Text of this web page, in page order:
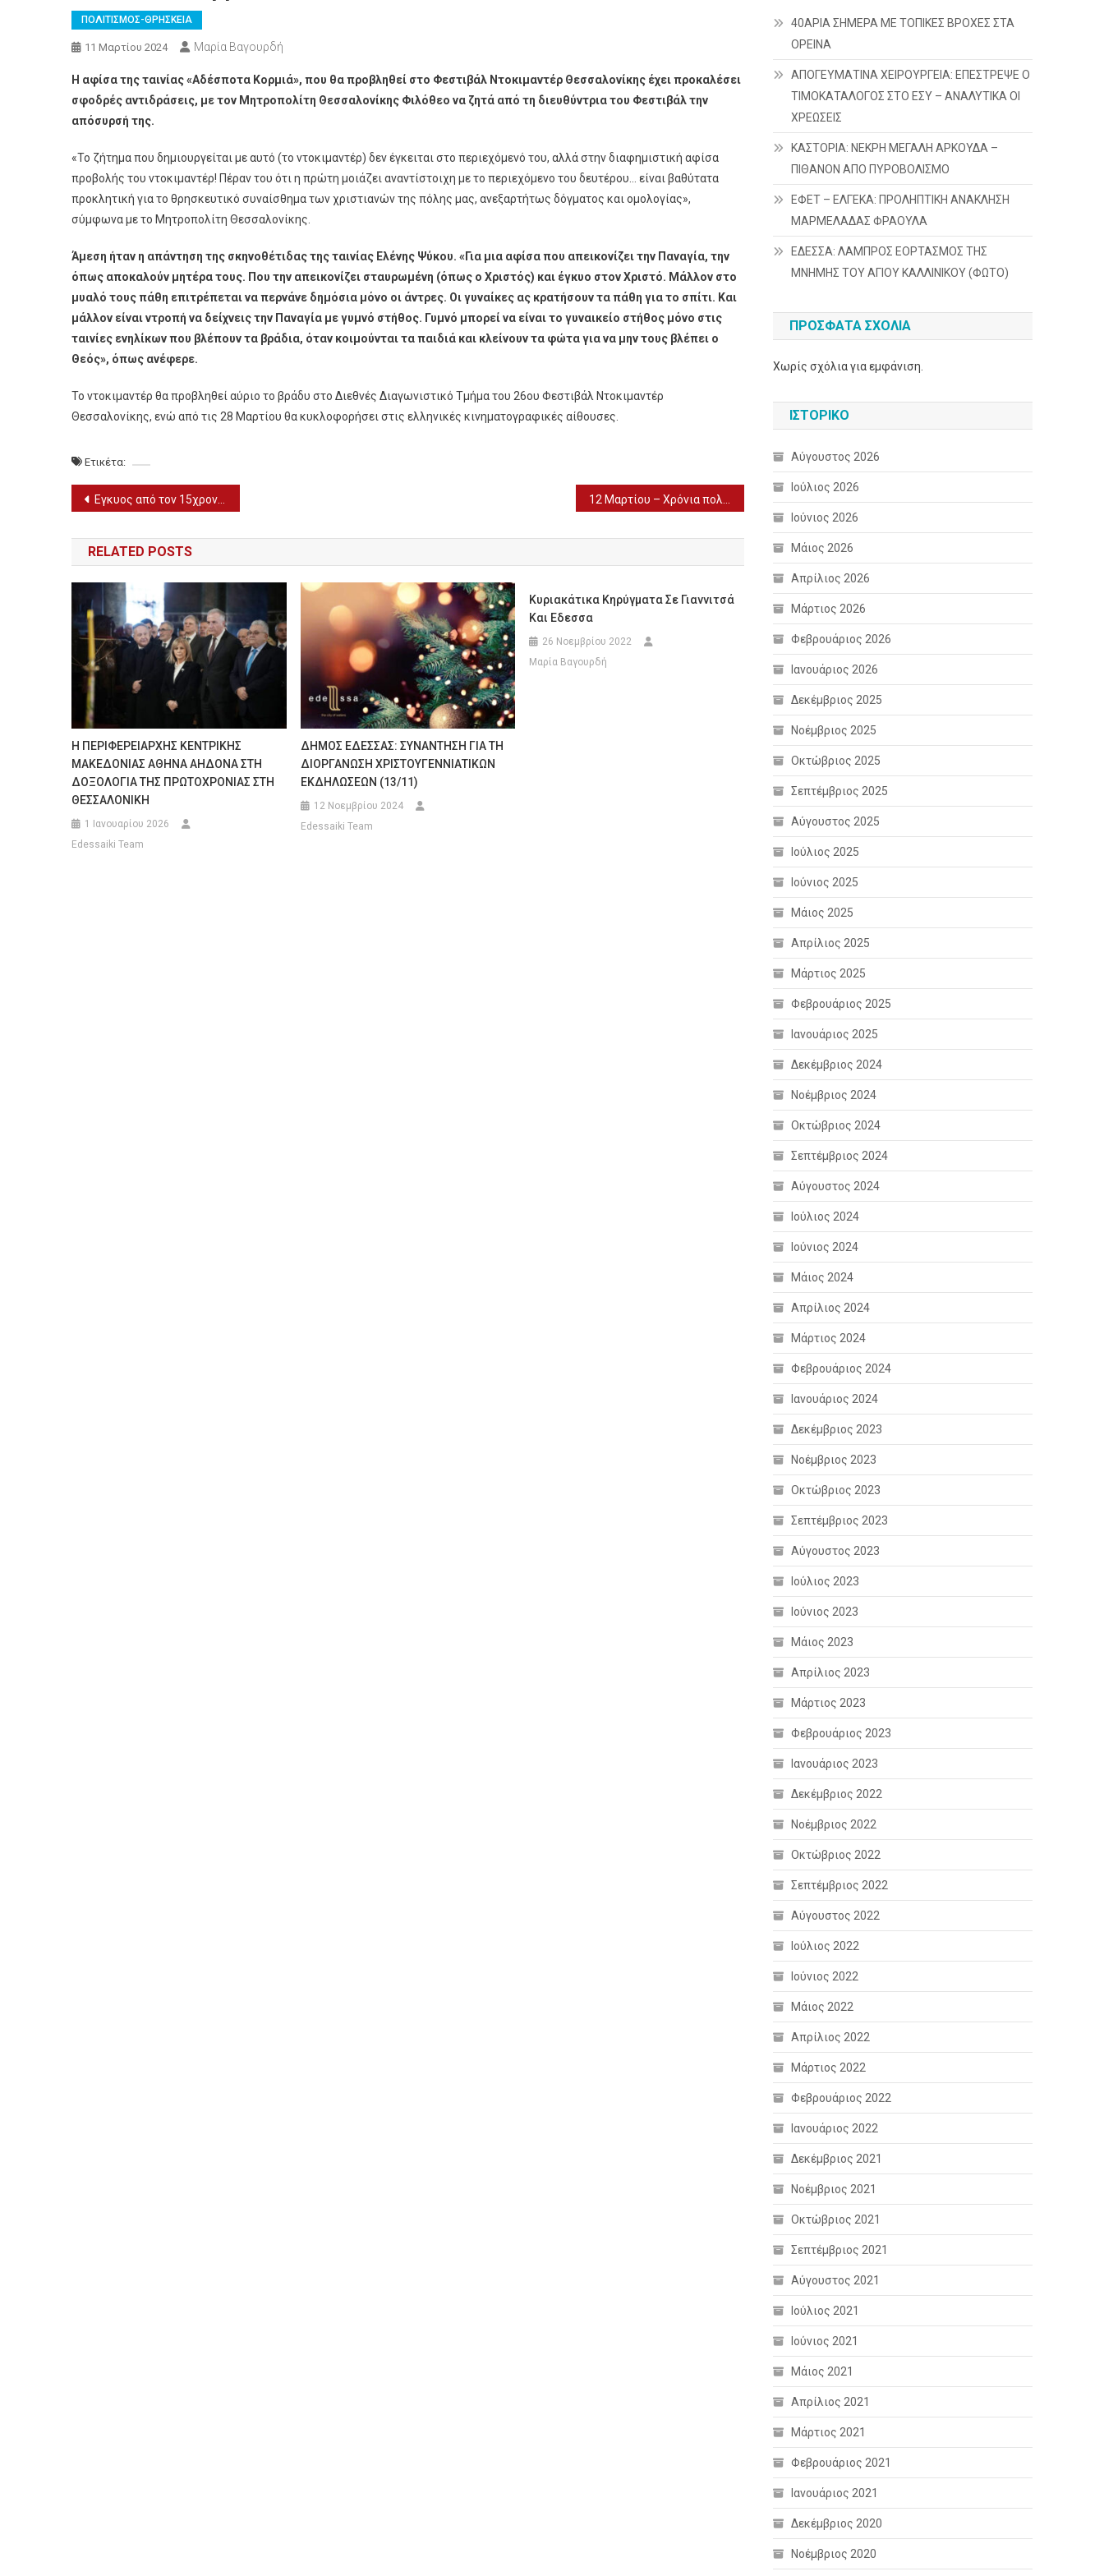
ΠΟΛΙΤΙΣΜΟΣ-ΘΡΗΣΚΕΙΑ
11 Μαρτίου 2024 Μαρία Βαγουρδή
Η αφίσα της ταινίας «Αδέσποτα Κορμιά», που θα προβληθεί στο Φεστιβάλ Ντοκιμαντέρ Θεσσαλονίκης έχει προκαλέσει
σφοδρές αντιδράσεις, με τον Μητροπολίτη Θεσσαλονίκης Φιλόθεο να ζητά από τη διευθύντρια του Φεστιβάλ την
απόσυρσή της.
«Το ζήτημα που δημιουργείται με αυτό (το ντοκιμαντέρ) δεν έγκειται στο περιεχόμενό του, αλλά στην διαφημιστική αφίσα
προβολής του ντοκιμαντέρ! Πέραν του ότι η πρώτη μοιάζει αναντίστοιχη με το περιεχόμενο του δευτέρου… είναι βαθύτατα
προκλητική για το θρησκευτικό συναίσθημα των χριστιανών της πόλης μας, ανεξαρτήτως δόγματος και ομολογίας»,
σύμφωνα με το Μητροπολίτη Θεσσαλονίκης.
Άμεση ήταν η απάντηση της σκηνοθέτιδας της ταινίας Ελένης Ψύκου. «Για μια αφίσα που απεικονίζει την Παναγία, την
όπως αποκαλούν μητέρα τους. Που την απεικονίζει σταυρωμένη (όπως ο Χριστός) και έγκυο στον Χριστό. Μάλλον στο
μυαλό τους πάθη επιτρέπεται να περνάνε δημόσια μόνο οι άντρες. Οι γυναίκες ας κρατήσουν τα πάθη για το σπίτι. Και
μάλλον είναι ντροπή να δείχνεις την Παναγία με γυμνό στήθος. Γυμνό μπορεί να είναι το γυναικείο στήθος μόνο στις
ταινίες ενηλίκων που βλέπουν τα βράδια, όταν κοιμούνται τα παιδιά και κλείνουν τα φώτα για να μην τους βλέπει ο
Θεός», όπως ανέφερε.
Το ντοκιμαντέρ θα προβληθεί αύριο το βράδυ στο Διεθνές Διαγωνιστικό Τμήμα του 26ου Φεστιβάλ Ντοκιμαντέρ
Θεσσαλονίκης, ενώ από τις 28 Μαρτίου θα κυκλοφορήσει στις ελληνικές κινηματογραφικές αίθουσες.
Ετικέτα:
Πλοήγηση
άρθρων
Εγκυος από τον 15χρονο αδερφό της 13χρονη στο Ρέθυμνο 12 Μαρτίου – Χρόνια πολλά Θεοφάνη
RELATED POSTS
Η ΠΕΡΙΦΕΡΕΙΑΡΧΗΣ ΚΕΝΤΡΙΚΗΣ
ΜΑΚΕΔΟΝΙΑΣ ΑΘΗΝΑ ΑΗΔΟΝΑ ΣΤΗ
ΔΟΞΟΛΟΓΙΑ ΤΗΣ ΠΡΩΤΟΧΡΟΝΙΑΣ ΣΤΗ
ΘΕΣΣΑΛΟΝΙΚΗ
1 Ιανουαρίου 2026
Edessaiki Team
ΔΗΜΟΣ ΕΔΕΣΣΑΣ: ΣΥΝΑΝΤΗΣΗ ΓΙΑ ΤΗ
ΔΙΟΡΓΑΝΩΣΗ ΧΡΙΣΤΟΥΓΕΝΝΙΑΤΙΚΩΝ
ΕΚΔΗΛΩΣΕΩΝ (13/11)
12 Νοεμβρίου 2024
Edessaiki Team
Κυριακάτικα Κηρύγματα Σε Γιαννιτσά
Και Εδεσσα
26 Νοεμβρίου 2022
Μαρία Βαγουρδή
40ΑΡΙΑ ΣΗΜΕΡΑ ΜΕ ΤΟΠΙΚΕΣ ΒΡΟΧΕΣ ΣΤΑ
ΟΡΕΙΝΑ
ΑΠΟΓΕΥΜΑΤΙΝΑ ΧΕΙΡΟΥΡΓΕΙΑ: ΕΠΕΣΤΡΕΨΕ Ο
ΤΙΜΟΚΑΤΑΛΟΓΟΣ ΣΤΟ ΕΣΥ – ΑΝΑΛΥΤΙΚΑ ΟΙ
ΧΡΕΩΣΕΙΣ
ΚΑΣΤΟΡΙΑ: ΝΕΚΡΗ ΜΕΓΑΛΗ ΑΡΚΟΥΔΑ –
ΠΙΘΑΝΟΝ ΑΠΟ ΠΥΡΟΒΟΛΙΣΜΟ
ΕΦΕΤ – ΕΛΓΕΚΑ: ΠΡΟΛΗΠΤΙΚΗ ΑΝΑΚΛΗΣΗ
ΜΑΡΜΕΛΑΔΑΣ ΦΡΑΟΥΛΑ
ΕΔΕΣΣΑ: ΛΑΜΠΡΟΣ ΕΟΡΤΑΣΜΟΣ ΤΗΣ
ΜΝΗΜΗΣ ΤΟΥ ΑΓΙΟΥ ΚΑΛΛΙΝΙΚΟΥ (ΦΩΤΟ)
ΠΡΌΣΦΑΤΑ ΣΧΌΛΙΑ
Χωρίς σχόλια για εμφάνιση.
ΙΣΤΟΡΙΚΌ
Αύγουστος 2026
Ιούλιος 2026
Ιούνιος 2026
Μάιος 2026
Απρίλιος 2026
Μάρτιος 2026
Φεβρουάριος 2026
Ιανουάριος 2026
Δεκέμβριος 2025
Νοέμβριος 2025
Οκτώβριος 2025
Σεπτέμβριος 2025
Αύγουστος 2025
Ιούλιος 2025
Ιούνιος 2025
Μάιος 2025
Απρίλιος 2025
Μάρτιος 2025
Φεβρουάριος 2025
Ιανουάριος 2025
Δεκέμβριος 2024
Νοέμβριος 2024
Οκτώβριος 2024
Σεπτέμβριος 2024
Αύγουστος 2024
Ιούλιος 2024
Ιούνιος 2024
Μάιος 2024
Απρίλιος 2024
Μάρτιος 2024
Φεβρουάριος 2024
Ιανουάριος 2024
Δεκέμβριος 2023
Νοέμβριος 2023
Οκτώβριος 2023
Σεπτέμβριος 2023
Αύγουστος 2023
Ιούλιος 2023
Ιούνιος 2023
Μάιος 2023
Απρίλιος 2023
Μάρτιος 2023
Φεβρουάριος 2023
Ιανουάριος 2023
Δεκέμβριος 2022
Νοέμβριος 2022
Οκτώβριος 2022
Σεπτέμβριος 2022
Αύγουστος 2022
Ιούλιος 2022
Ιούνιος 2022
Μάιος 2022
Απρίλιος 2022
Μάρτιος 2022
Φεβρουάριος 2022
Ιανουάριος 2022
Δεκέμβριος 2021
Νοέμβριος 2021
Οκτώβριος 2021
Σεπτέμβριος 2021
Αύγουστος 2021
Ιούλιος 2021
Ιούνιος 2021
Μάιος 2021
Απρίλιος 2021
Μάρτιος 2021
Φεβρουάριος 2021
Ιανουάριος 2021
Δεκέμβριος 2020
Νοέμβριος 2020